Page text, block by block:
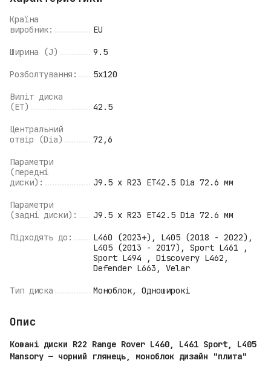
Країна
виробник:
EU
Ширина (J) 9.5
Розболтування: 5x120
Виліт диска
(ET)
42.5
Центральний
отвір (Dia)
72,6
Параметри
(передні
диски):
J9.5 x R23 ET42.5 Dia 72.6 мм
Параметри
(задні диски):
J9.5 x R23 ET42.5 Dia 72.6 мм
Підходять до:
L460 (2023+), L405 (2018 - 2022),
L405 (2013 - 2017), Sport L461 ,
Sport L494 , Discovery L462,
Defender L663, Velar
Тип диска Моноблок, Одноширокі
Опис
Ковані диски R22 Range Rover L460, L461 Sport, L405
Mansory — чорний глянець, моноблок дизайн "плита"